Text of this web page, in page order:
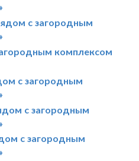
с загородным
комплексом
с загородным
с загородным
с загородным